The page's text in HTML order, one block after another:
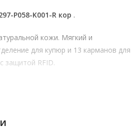
P058-K001-R кор .
кожи. Мягкий и
для купюр и 13 карманов для
защитой RFID.